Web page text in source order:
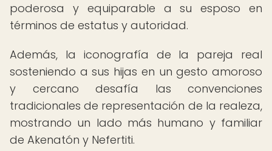
poderosa y equiparable a su esposo en
términos de estatus y autoridad.
Además, la iconografía de la pareja real
sosteniendo a sus hijas en un gesto amoroso
y cercano desafía las convenciones
tradicionales de representación de la realeza,
mostrando un lado más humano y familiar
de Akenatón y Nefertiti.